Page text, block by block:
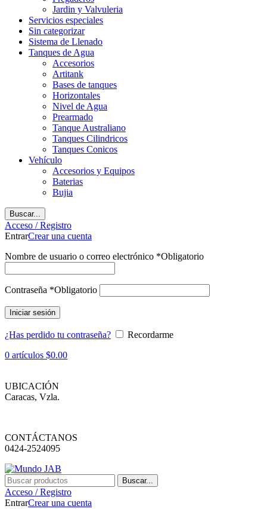
Jardin y Valvuleria
Servicios especiales
Sin categorizar
Sistema de Llenado
Tanques de Agua
Accesorios
Artitank
Bases de tanques
Horizontales
Nivel de Agua
Prearmado
Tanque Australiano
Tanques Cilindricos
Tanques Conicos
Vehículo
Accesorios y Equipos
Baterias
Bujia
Buscar...
Acceso / Registro
EntrarCrear una cuenta
Nombre de usuario o correo electrónico *Obligatorio
Contraseña *Obligatorio
Iniciar sesión
¿Has perdido tu contraseña?
Recordarme
0 artículos $0.00
UBICACIÓN
Caracas, Vzla.
CONTÁCTANOS
0424-2524095
Buscar...
Acceso / Registro
EntrarCrear una cuenta